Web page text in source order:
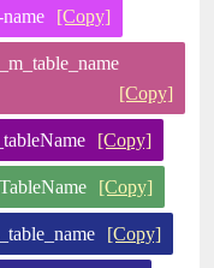
[Copy]
[Copy]
[Copy]
[Copy]
[Copy]